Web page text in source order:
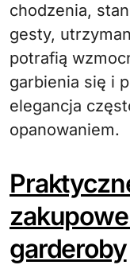
chodzenia,
gesty,
potrafią
garbienia się i
elegancja
opanowaniem.
garderoby